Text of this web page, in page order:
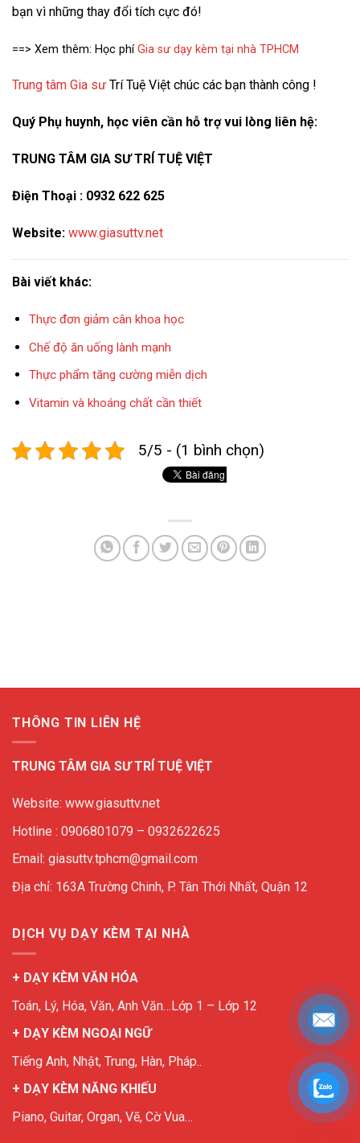
bạn vì những thay đổi tích cực đó!
==> Xem thêm: Học phíGia sư dạy kèm tại nhà TPHCM
Trung tâm Gia sư Trí Tuệ Việt chúc các bạn thành công !
Quý Phụ huynh, học viên cần hỗ trợ vui lòng liên hệ:
TRUNG TÂM GIA SƯ TRÍ TUỆ VIỆT
Điện Thoại : 0932 622 625
Website: www.giasuttv.net
Bài viết khác:
Thực đơn giảm cân khoa học
Chế độ ăn uống lành mạnh
Thực phẩm tăng cường miễn dịch
Vitamin và khoáng chất cần thiết
5/5 - (1 bình chọn)
THÔNG TIN LIÊN HỆ
TRUNG TÂM GIA SƯ TRÍ TUỆ VIỆT
Website: www.giasuttv.net
Hotline : 0906801079 – 0932622625
Email: giasuttv.tphcm@gmail.com
Địa chỉ: 163A Trường Chinh, P. Tân Thới Nhất, Quận 12
DỊCH VỤ DẠY KÈM TẠI NHÀ
+ DẠY KÈM VĂN HÓA
Toán, Lý, Hóa, Văn, Anh Văn…Lớp 1 – Lớp 12
+ DẠY KÈM NGOẠI NGỮ
Tiếng Anh, Nhật, Trung, Hàn, Pháp..
+ DẠY KÈM NĂNG KHIẾU
Piano, Guitar, Organ, Vẽ, Cờ Vua…